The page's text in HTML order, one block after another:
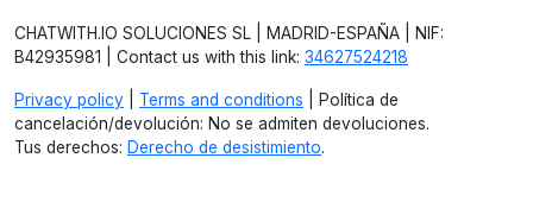
CHATWITH.IO SOLUCIONES SL | MADRID-ESPAÑA | NIF:
B42935981 | Contact us with this link: 34627524218
Privacy policy Terms and conditions | Política de
cancelación/devolución: No se admiten devoluciones.
Tus derechos: Derecho de desistimiento.